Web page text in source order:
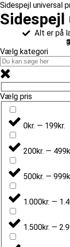
Sidespejl universal
Alt er på
Vælg kategori
Vælg pris
0kr. — 199kr.
200kr. —
500kr. —
1.000kr. —
1.500kr. —